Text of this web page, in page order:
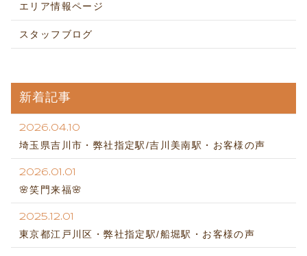
エリア情報ページ
スタッフブログ
新着記事
2026.04.10
埼玉県吉川市・弊社指定駅/吉川美南駅・お客様の声
2026.01.01
🌸笑門来福🌸
2025.12.01
東京都江戸川区・弊社指定駅/船堀駅・お客様の声